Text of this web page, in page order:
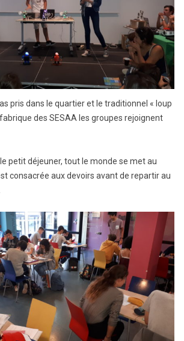
pris dans le quartier et le traditionnel « loup
des SESAA les groupes rejoignent
petit déjeuner, tout le monde se met au
consacrée aux devoirs avant de repartir au